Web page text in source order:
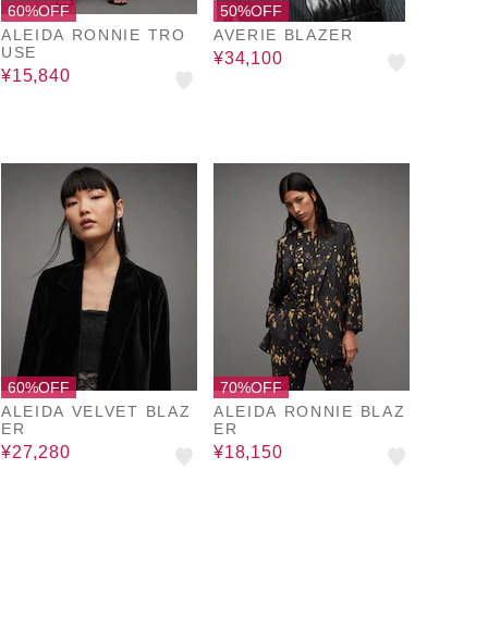
60%OFF
ALEIDA RONNIE TRO
USE
¥15,840
50%OFF
AVERIE BLAZER
¥34,100
60%OFF
ALEIDA VELVET BLAZ
ER
¥27,280
70%OFF
ALEIDA RONNIE BLAZ
ER
¥18,150